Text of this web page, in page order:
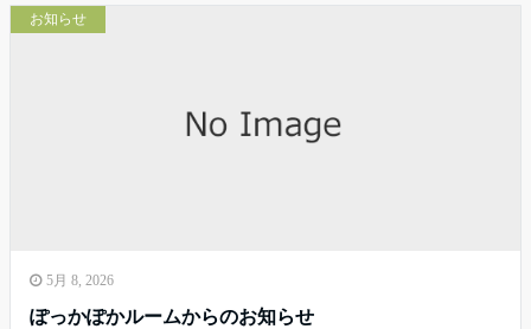
お知らせ
5月 8, 2026
ぽっかぽかルームからのお知らせ